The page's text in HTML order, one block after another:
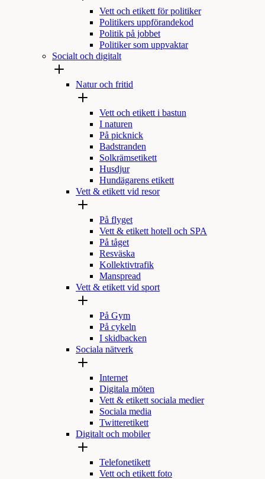
Vett och etikett för politiker
Politikers uppförandekod
Politik på jobbet
Politiker som uppvaktar
Socialt och digitalt
Natur och fritid
Vett och etikett i bastun
I naturen
På picknick
Badstranden
Solkrämsetikett
Husdjur
Hundägarens etikett
Vett & etikett vid resor
På flyget
Vett & etikett hotell och SPA
På tåget
Resväska
Kollektivtrafik
Manspread
Vett & etikett vid sport
På Gym
På cykeln
I skidbacken
Sociala nätverk
Internet
Digitala möten
Vett & etikett sociala medier
Sociala media
Twitteretikett
Digitalt och mobiler
Telefonetikett
Vett och etikett foto